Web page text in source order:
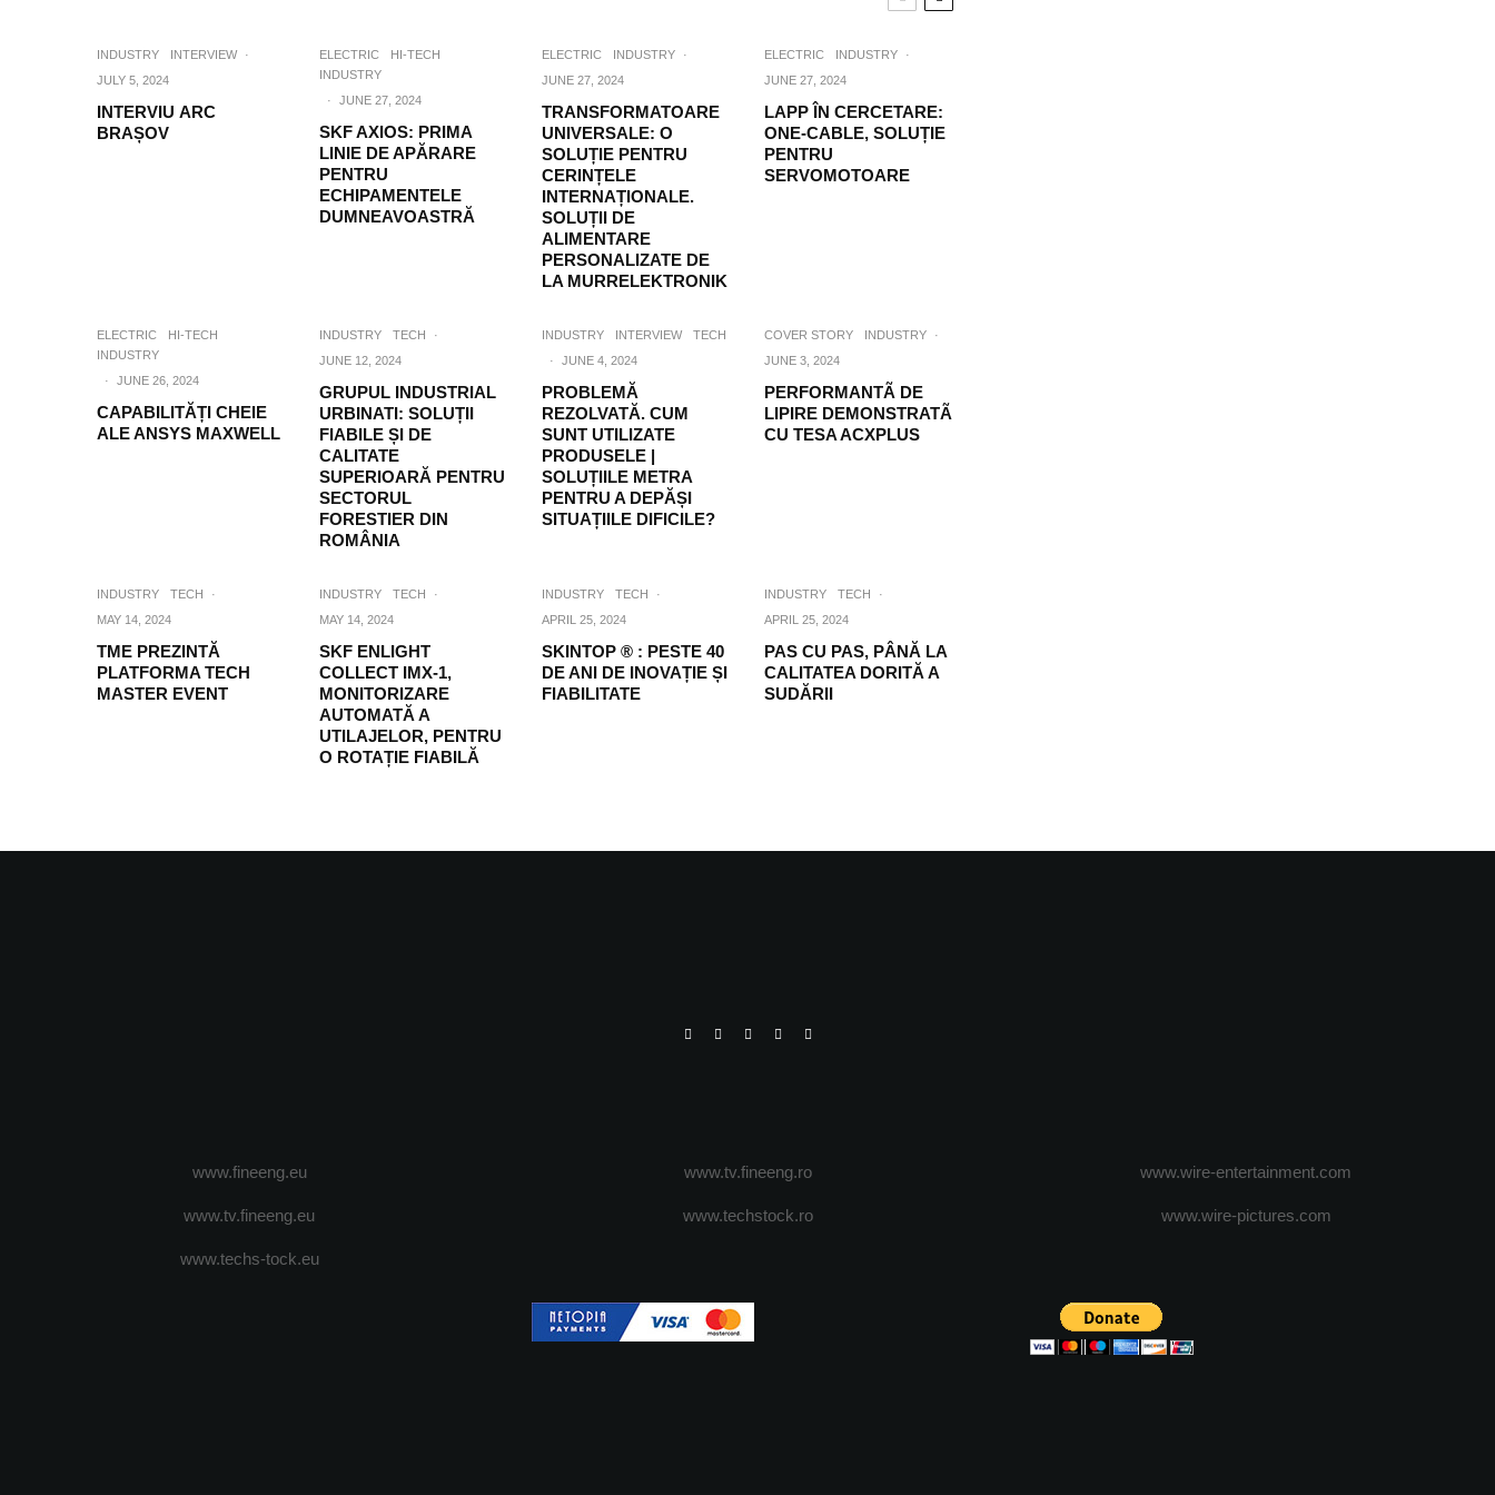
INDUSTRY INTERVIEW
·
JULY 5, 2024
INTERVIU ARC
BRAȘOV
ELECTRIC
HI-TECH
INDUSTRY
·
JUNE 27, 2024
SKF AXIOS: PRIMA
LINIE DE APĂRARE
PENTRU
ECHIPAMENTELE
DUMNEAVOASTRĂ
ELECTRIC INDUSTRY
·
JUNE 27, 2024
TRANSFORMATOARE
UNIVERSALE: O
SOLUȚIE PENTRU
CERINȚELE
INTERNAȚIONALE.
SOLUȚII DE
ALIMENTARE
PERSONALIZATE DE
LA MURRELEKTRONIK
ELECTRIC INDUSTRY
·
JUNE 27, 2024
LAPP ÎN CERCETARE:
ONE-CABLE, SOLUȚIE
PENTRU
SERVOMOTOARE
ELECTRIC
HI-TECH
INDUSTRY
·
JUNE 26, 2024
CAPABILITĂȚI CHEIE
ALE ANSYS MAXWELL
INDUSTRY TECH
·
JUNE 12, 2024
GRUPUL INDUSTRIAL
URBINATI: SOLUȚII
FIABILE ȘI DE
CALITATE
SUPERIOARĂ PENTRU
SECTORUL
FORESTIER DIN
ROMÂNIA
INDUSTRY INTERVIEW
TECH
·
JUNE 4, 2024
PROBLEMĂ
REZOLVATĂ. CUM
SUNT UTILIZATE
PRODUSELE |
SOLUȚIILE METRA
PENTRU A DEPĂȘI
SITUAȚIILE DIFICILE?
COVER STORY INDUSTRY
·
JUNE 3, 2024
PERFORMANTÃ DE
LIPIRE DEMONSTRATÃ
CU TESA ACXPLUS
INDUSTRY TECH
·
MAY 14, 2024
TME PREZINTĂ
PLATFORMA TECH
MASTER EVENT
INDUSTRY TECH
·
MAY 14, 2024
SKF ENLIGHT
COLLECT IMX-1,
MONITORIZARE
AUTOMATĂ A
UTILAJELOR, PENTRU
O ROTAȚIE FIABILĂ
INDUSTRY TECH
·
APRIL 25, 2024
SKINTOP ® : PESTE 40
DE ANI DE INOVAȚIE ȘI
FIABILITATE
INDUSTRY TECH
·
APRIL 25, 2024
PAS CU PAS, PÂNĂ LA
CALITATEA DORITĂ A
SUDĂRII
www.fineeng.eu
www.tv.fineeng.eu
www.techs-tock.eu
www.tv.fineeng.ro
www.techstock.ro
www.wire-entertainment.com
www.wire-pictures.com